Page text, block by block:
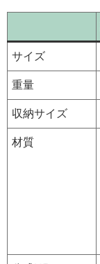
サイズ
重量
収納サイズ
材質